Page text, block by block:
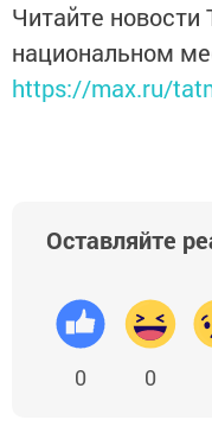
Читайте новости
национальном
https://max.ru/
Оставляйте
0 0